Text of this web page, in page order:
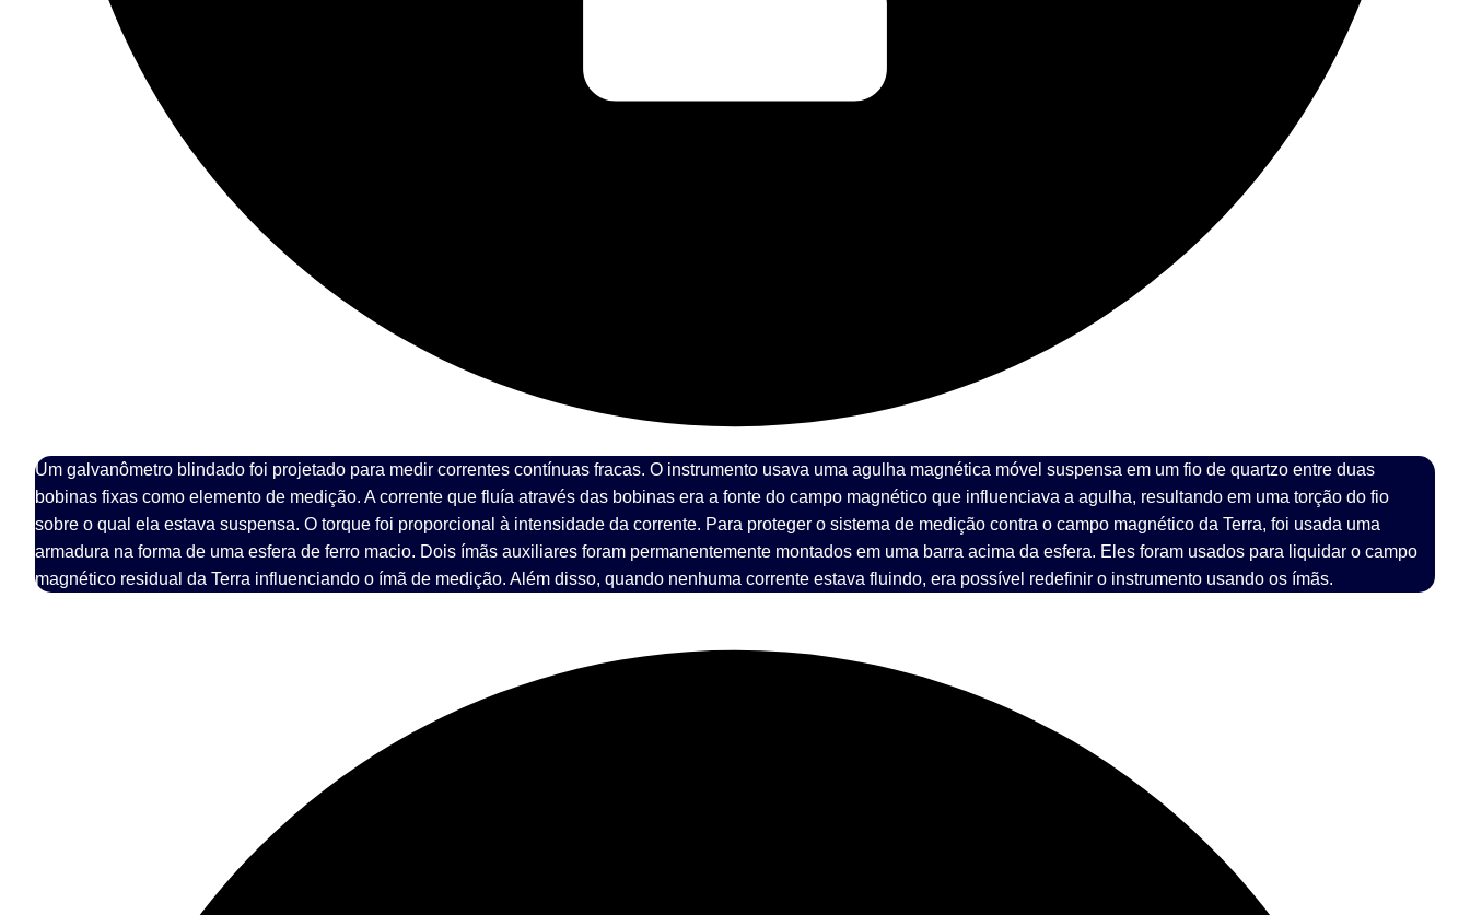
Um galvanômetro blindado foi projetado para medir correntes contínuas fracas. O instrumento usava uma agulha magnética móvel suspensa em um fio de quartzo entre duas
bobinas fixas como elemento de medição. A corrente que fluía através das bobinas era a fonte do campo magnético que influenciava a agulha, resultando em uma torção do fio
sobre o qual ela estava suspensa. O torque foi proporcional à intensidade da corrente. Para proteger o sistema de medição contra o campo magnético da Terra, foi usada uma
armadura na forma de uma esfera de ferro macio. Dois ímãs auxiliares foram permanentemente montados em uma barra acima da esfera. Eles foram usados para liquidar o campo
magnético residual da Terra influenciando o ímã de medição. Além disso, quando nenhuma corrente estava fluindo, era possível redefinir o instrumento usando os ímãs.